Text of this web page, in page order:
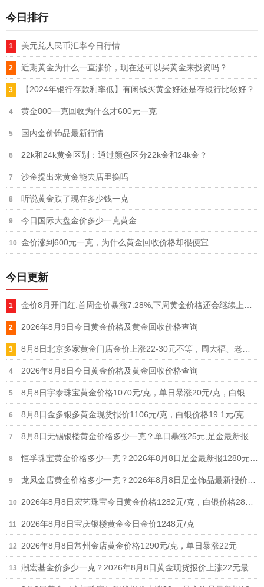
今日排行
美元兑人民币汇率今日行情
近期黄金为什么一直涨价，现在还可以买黄金来投资吗？
【2024年银行存款利率低】有闲钱买黄金好还是存银行比较好？
黄金800一克回收为什么才600元一克
国内金价饰品最新行情
22k和24k黄金区别：通过颜色区分22k金和24k金？
沙金提出来黄金能去店里换吗
听说黄金跌了现在多少钱一克
今日国际大盘金价多少一克黄金
金价涨到600元一克，为什么黄金回收价格却很便宜
今日更新
2026年8月9日今日黄金价格及黄金回收价格查询
2026年8月8日今日黄金价格及黄金回收价格查询
8月8日金多银多黄金现货报价1106元/克，白银价格19.1元/克
2026年8月8日宝庆银楼黄金今日金价1248元/克
2026年8月8日常州金店黄金价格1290元/克，单日暴涨22元